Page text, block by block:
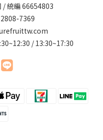
/ 統編 66654803
7369
/ 13:30~17:30